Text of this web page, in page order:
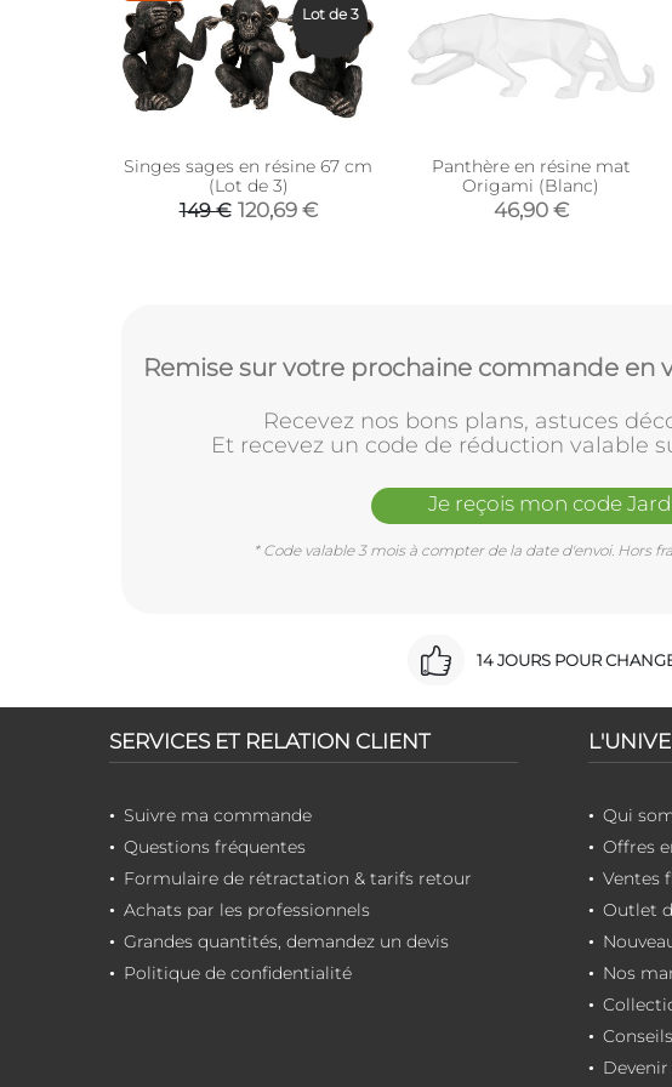
Singes sages en résine 67 cm
(Lot de 3)
149 € 120,69 €
Lot de 3
Panthère en résine mat
Origami (Blanc)
46,90 €
Remise sur votre prochaine commande en
Recevez nos bons plans, astuces
Et recevez un code de réduction valable
Je reçois mon code
* Code valable 3 mois à compter de la date d'envoi. Hors
14 JOURS POUR
SERVICES ET RELATION CLIENT
Suivre ma commande
Questions fréquentes
Formulaire de rétractation & tarifs retour
Achats par les professionnels
Grandes quantités, demandez un devis
Politique de confidentialité
Qui
Offres
Ventes
Outlet
Nos